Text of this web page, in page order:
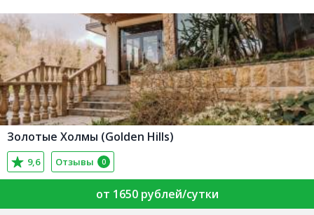
Золотые Холмы (Golden Hills)
9,6 Отзывы 0
от 1650 рублей/сутки